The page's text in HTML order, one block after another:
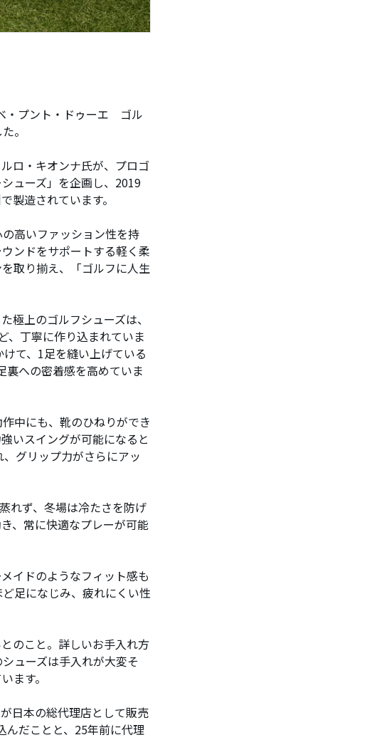
・プント・ドゥーエ ゴル
。
ロ・キオンナ氏が、プロゴ
ューズ」を企画し、2019
製造されています。
高いファッション性を持
ンドをサポートする軽く柔
取り揃え、「ゴルフに人生
極上のゴルフシューズは、
、丁寧に作り込まれていま
て、1足を縫い上げている
裏への密着感を高めていま
中にも、靴のひねりができ
いスイングが可能になると
グリップ力がさらにアッ
れず、冬場は冷たさを防げ
、常に快適なプレーが可能
イドのようなフィット感も
足になじみ、疲れにくい性
のこと。詳しいお手入れ方
ューズは手入れが大変そ
ます。
日本の総代理店として販売
んだことと、25年前に代理